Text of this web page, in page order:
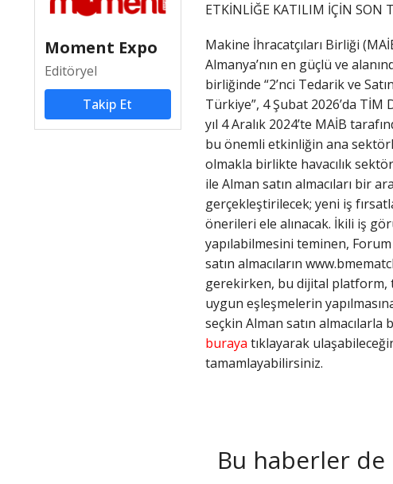
Moment Expo
Editöryel
Takip Et
ETKİNLİĞE KATILIM İÇİN SON
Makine İhracatçıları Birliği
Almanya’nın en güçlü ve
birliğinde “2’nci Tedarik ve
Türkiye”, 4 Şubat 2026’da
yıl 4 Aralık 2024’te MAİB
bu önemli etkinliğin ana
olmakla birlikte havacılık
ile Alman satın almacıları bir
gerçekleştirilecek; yeni iş
önerileri ele alınacak. İkili iş
yapılabilmesini teminen,
satın almacıların
gerekirken, bu dijital platform,
uygun eşleşmelerin
seçkin Alman satın
buraya tıklayarak
tamamlayabilirsiniz.
Bu haberler